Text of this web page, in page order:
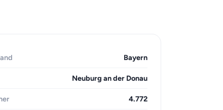
Bayern
Neuburg an der Donau
4.772